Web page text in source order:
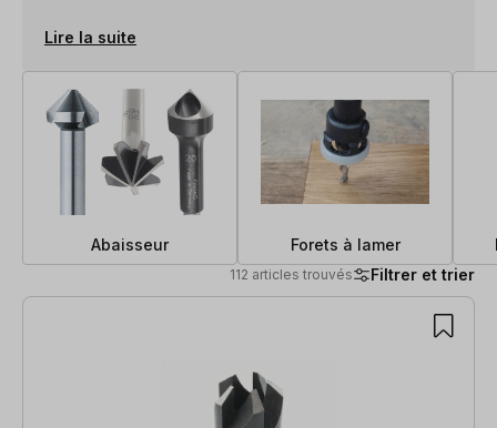
Lire la suite
Abaisseur Forets à lamer
112 articles trouvés Filtrer et trier
112 articles trouvés